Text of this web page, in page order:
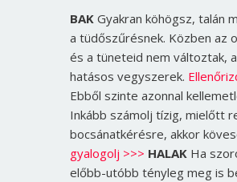
BAK Gyakran köhögsz, talán
a tüdőszűrésnek. Közben az
és a tüneteid nem változtak,
hatásos vegyszerek.
Ebből szinte azonnal
Inkább számolj tízig, mielőtt
bocsánatkérésre, akkor
gyalogolj >>> HALAK Ha
előbb-utóbb tényleg meg is